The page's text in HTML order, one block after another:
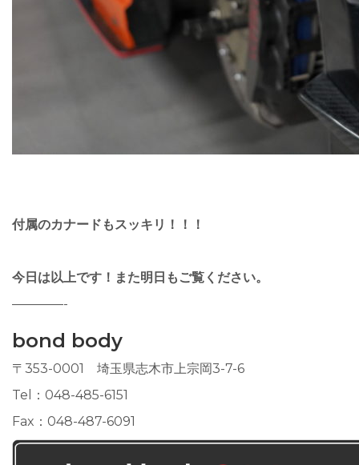
付属のカナードもスッキリ！！！
今日は以上です！ また明日もご覧ください。
————-
bond body
〒353-0001 埼玉県志木市上宗岡3-7-6
Tel：048-485-6151
Fax：048-487-6091